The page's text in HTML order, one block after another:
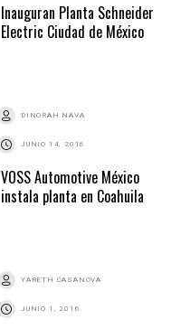
Inauguran Planta Schneider
Electric Ciudad de México
DINORAH NAVA
JUNIO 14, 2016
VOSS Automotive México
instala planta en Coahuila
YARETH CASANOVA
JUNIO 1, 2016